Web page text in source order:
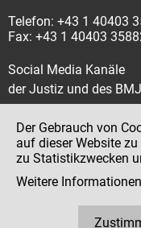
Telefon: +43 1 40403
Fax: +43 1 40403
Social Media Kanäle
der Justiz und des BMJ
Impressum
Datenschutz
Der Gebrauch von
auf dieser Website
zu Statistikzwecken
Weitere